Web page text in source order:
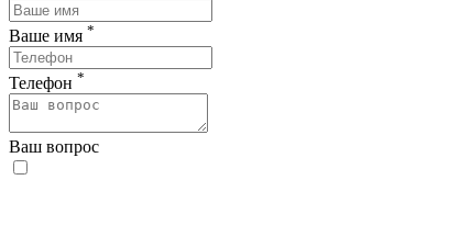
Ваше имя *
Телефон *
Ваш вопрос